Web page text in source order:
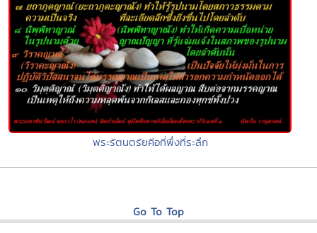
พระรัตนตรัยคีอที่พึ่งที่ระลึก
Go To Top